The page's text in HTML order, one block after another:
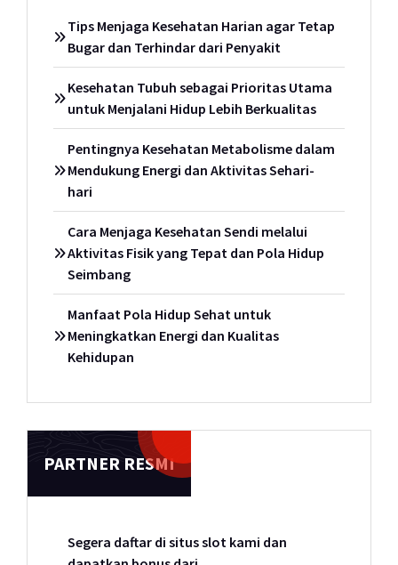
Tips Menjaga Kesehatan Harian agar Tetap
Bugar dan Terhindar dari Penyakit
Kesehatan Tubuh sebagai Prioritas Utama
untuk Menjalani Hidup Lebih Berkualitas
Pentingnya Kesehatan Metabolisme dalam
Mendukung Energi dan Aktivitas Sehari-
hari
Cara Menjaga Kesehatan Sendi melalui
Aktivitas Fisik yang Tepat dan Pola Hidup
Seimbang
Manfaat Pola Hidup Sehat untuk
Meningkatkan Energi dan Kualitas
Kehidupan
PARTNER RESMI
Segera daftar di situs slot kami dan